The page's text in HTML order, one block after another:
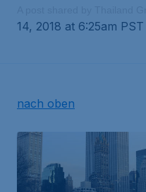
14, 2018 at 6:25am PST
nach oben